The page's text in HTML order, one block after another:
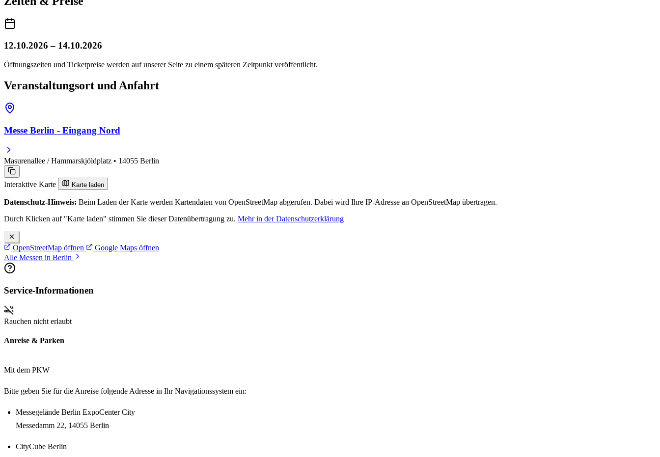
12.10.2026 – 14.10.2026
Öffnungszeiten und Ticketpreise werden auf unserer Seite zu einem späteren Zeitpunkt veröffentlicht.
Veranstaltungsort und Anfahrt
Messe Berlin - Eingang Nord
Masurenallee / Hammarskjöldplatz • 14055 Berlin
Interaktive Karte Karte laden
Datenschutz-Hinweis: Beim Laden der Karte werden Kartendaten von OpenStreetMap abgerufen. Dabei wird Ihre IP-Adresse an OpenStreetMap übertragen.
Durch Klicken auf "Karte laden" stimmen Sie dieser Datenübertragung zu. Mehr in der Datenschutzerklärung
OpenStreetMap öffnen
Google Maps öffnen
Alle Messen in Berlin
Service-Informationen
Rauchen nicht erlaubt
Anreise & Parken
Mit dem PKW
Bitte geben Sie für die Anreise folgende Adresse in Ihr Navigationssystem ein:
Messegelände Berlin ExpoCenter City
Messedamm 22, 14055 Berlin
CityCube Berlin